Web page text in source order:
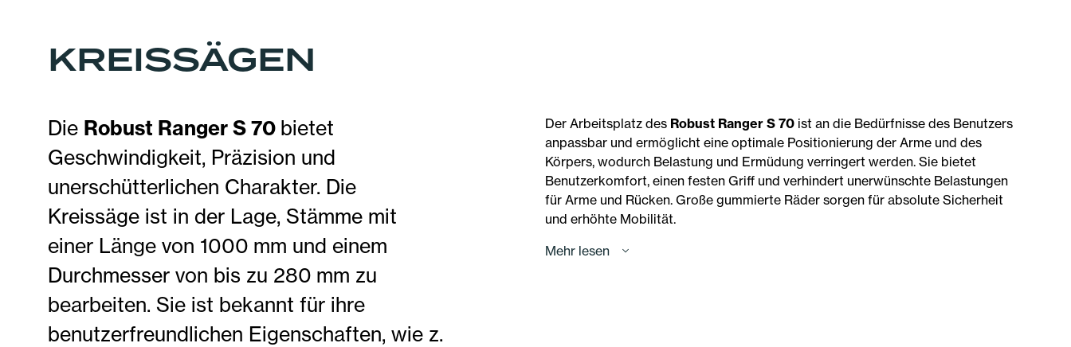
KREISSÄGEN
Die Robust Ranger S 70 bietet
Geschwindigkeit, Präzision und
unerschütterlichen Charakter. Die
Kreissäge ist in der Lage, Stämme mit
einer Länge von 1000 mm und einem
Durchmesser von bis zu 280 mm zu
bearbeiten. Sie ist bekannt für ihre
benutzerfreundlichen Eigenschaften, wie z.
Der Arbeitsplatz des Robust Ranger S 70 ist an die Bedürfnisse des Benutzers
anpassbar und ermöglicht eine optimale Positionierung der Arme und des
Körpers, wodurch Belastung und Ermüdung verringert werden. Sie bietet
Benutzerkomfort, einen festen Griff und verhindert unerwünschte Belastungen
für Arme und Rücken. Große gummierte Räder sorgen für absolute Sicherheit
und erhöhte Mobilität.
Mehr lesen